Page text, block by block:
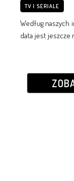
TV I SERIALE
Według
data jest jeszcze